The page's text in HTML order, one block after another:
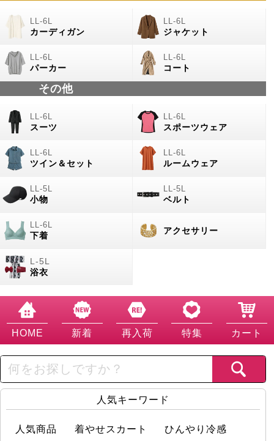
カーディガン ジャケット
パーカー コート
その他
スーツ スポーツウェア
ツイン＆セット ルームウェア
小物 ベルト
下着
アクセサリー
浴衣
HOME 新着 再入荷 特集 カート
人気キーワード
人気商品 着やせスカート ひんやり冷感